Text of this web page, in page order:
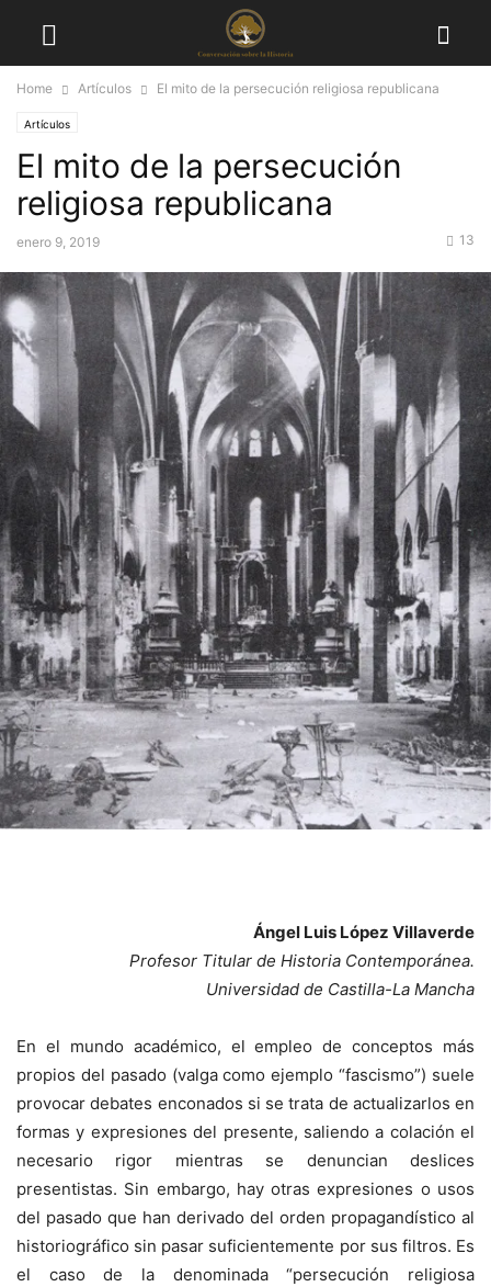
Home Artículos El mito de la persecución religiosa republicana
Artículos
El mito de la persecución
religiosa republicana
enero 9, 2019 13
Ángel Luis López Villaverde
Profesor Titular de Historia Contemporánea.
Universidad de Castilla-La Mancha
En el mundo académico, el empleo de conceptos más
propios del pasado (valga como ejemplo “fascismo”) suele
provocar debates enconados si se trata de actualizarlos en
formas y expresiones del presente, saliendo a colación el
necesario rigor mientras se denuncian deslices
presentistas. Sin embargo, hay otras expresiones o usos
del pasado que han derivado del orden propagandístico al
historiográfico sin pasar suficientemente por sus filtros. Es
el caso de la denominada “persecución religiosa